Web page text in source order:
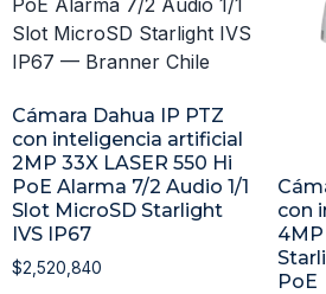
Cámara Dahua IP PTZ
con inteligencia artificial
2MP 33X LASER 550 Hi
PoE Alarma 7/2 Audio 1/1
Slot MicroSD Starlight
IVS IP67
$2,520,840
con
PoE